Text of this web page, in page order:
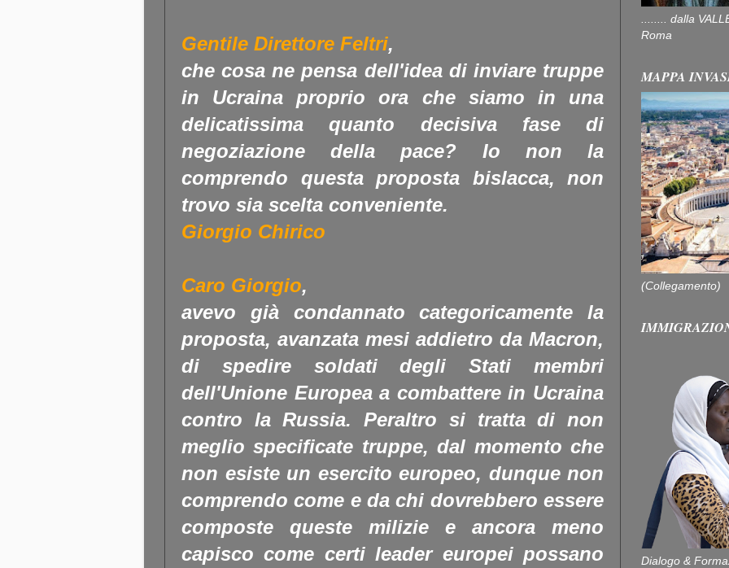
Gentile Direttore Feltri,
che cosa ne pensa dell'idea di inviare truppe
in Ucraina proprio ora che siamo in una
delicatissima quanto decisiva fase di
negoziazione della pace? Io non la
comprendo questa proposta bislacca, non
trovo sia scelta conveniente.
Giorgio Chirico
Caro Giorgio,
avevo già condannato categoricamente la
proposta, avanzata mesi addietro da Macron,
di spedire soldati degli Stati membri
dell'Unione Europea a combattere in Ucraina
contro la Russia. Peraltro si tratta di non
meglio specificate truppe, dal momento che
non esiste un esercito europeo, dunque non
comprendo come e da chi dovrebbero essere
composte queste milizie e ancora meno
capisco come certi leader europei possano
........ dalla
Roma
MAPPA
(Collegamento)
Dialogo &